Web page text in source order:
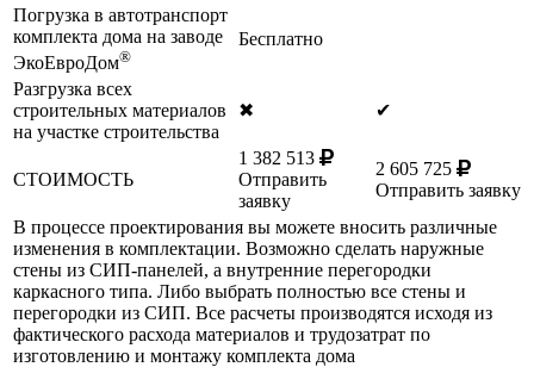
Погрузка в автотранспорт
комплекта дома на заводе
ЭкоЕвроДом®
Бесплатно
Разгрузка всех
строительных материалов
на участке строительства
✖ ✔
СТОИМОСТЬ
1 382 513
Отправить
заявку
2 605 725
Отправить заявку
В процессе проектирования вы можете вносить различные
изменения в комплектации. Возможно сделать наружные
стены из СИП-панелей, а внутренние перегородки
каркасного типа. Либо выбрать полностью все стены и
перегородки из СИП. Все расчеты производятся исходя из
фактического расхода материалов и трудозатрат по
изготовлению и монтажу комплекта дома